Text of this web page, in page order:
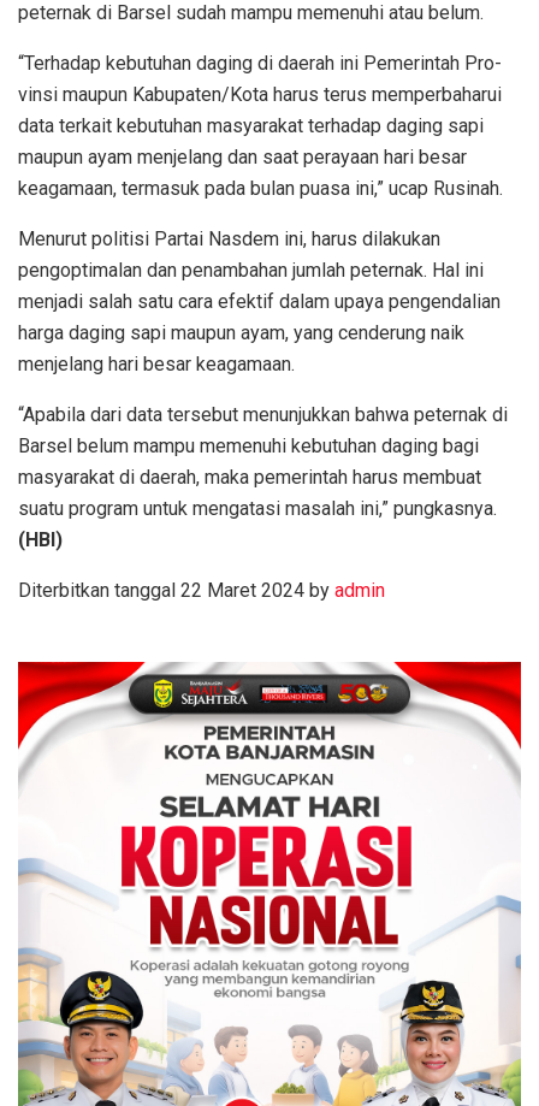
peternak di Barsel sudah mampu memenuhi atau belum.
“Terhadap kebutuhan daging di daerah ini Pemerintah Pro­
vinsi maupun Kabupaten/Kota harus terus memperbaharui
data terkait kebu­tuhan masyarakat terhadap daging sapi
maupun ayam menjelang dan saat perayaan hari besar
keagamaan, termasuk pada bulan puasa ini,” ucap Rusinah.
Menurut politisi Partai Nasdem ini, harus dilakukan
pengoptimalan dan penambahan jumlah peternak. Hal ini
menjadi salah satu cara efektif dalam upaya pengendalian
harga daging sapi maupun ayam, yang cenderung naik
menjelang hari besar keagamaan.
“Apabila dari data tersebut menunjukkan bahwa peternak di
Barsel belum mampu memenuhi kebutuhan daging bagi
masyarakat di daerah, maka pemerintah harus membuat
suatu program untuk mengatasi masalah ini,” pungkasnya.
(HBI)
Diterbitkan tanggal 22 Maret 2024 by admin